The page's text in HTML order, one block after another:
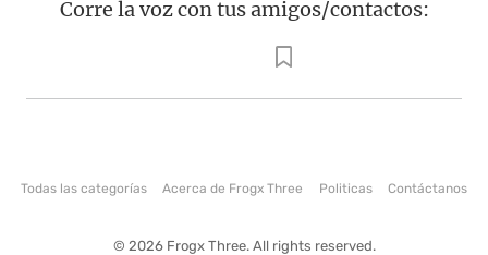
Corre la voz con tus amigos/contactos:
Todas las categorías Acerca de Frogx Three Politicas Contáctanos
© 2026 Frogx Three. All rights reserved.